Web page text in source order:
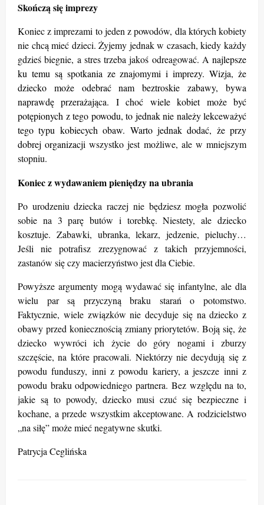
Skończą się imprezy
Koniec z imprezami to jeden z powodów, dla których kobiety
nie chcą mieć dzieci. Żyjemy jednak w czasach, kiedy każdy
gdzieś biegnie, a stres trzeba jakoś odreagować. A najlepsze
ku temu są spotkania ze znajomymi i imprezy. Wizja, że
dziecko może odebrać nam beztroskie zabawy, bywa
naprawdę przerażająca. I choć wiele kobiet może być
potępionych z tego powodu, to jednak nie należy lekceważyć
tego typu kobiecych obaw. Warto jednak dodać, że przy
dobrej organizacjiwszystko jest możliwe, ale w mniejszym
stopniu.
Koniec z wydawaniem pieniędzy na ubrania
Po urodzeniu dziecka raczej nie będziesz mogła pozwolić
sobie na 3 parę butów i torebkę. Niestety, ale dziecko
kosztuje. Zabawki, ubranka, lekarz, jedzenie, pieluchy…
Jeśli nie potrafisz zrezygnować z takich przyjemności,
zastanów się czy macierzyństwo jest dla Ciebie.
Powyższe argumenty mogą wydawać się infantylne, ale dla
wielu par są przyczyną braku starań o potomstwo.
Faktycznie, wiele związków nie decyduje się na dziecko z
obawy przed koniecznością zmiany priorytetów. Boją się, że
dziecko wywróci ich życie do góry nogami i zburzy
szczęście, na które pracowali. Niektórzy nie decydują się z
powodu funduszy, inni z powodu kariery, a jeszcze inni z
powodu braku odpowiedniego partnera. Bez względu na to,
jakie są to powody, dziecko musi czuć się bezpieczne i
kochane, a przede wszystkim akceptowane. A rodzicielstwo
„na siłę” może mieć negatywne skutki.
Patrycja Ceglińska